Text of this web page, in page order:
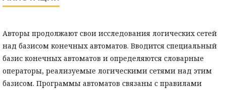
Авторы продолжают свои исследования логических сетей
над базисом конечных автоматов. Вводится специальный
базис конечных автоматов и определяются словарные
операторы, реализуемые логическими сетями над этим
базисом. Программы автоматов связаны с правилами